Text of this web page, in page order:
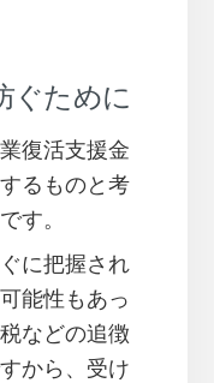
ぐために
復活支援金
るものと考
す。
に把握され
能性もあっ
などの追徴
から、受け